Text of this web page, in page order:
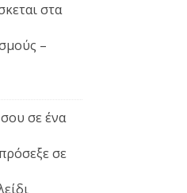
στα
–
σε ένα
σε